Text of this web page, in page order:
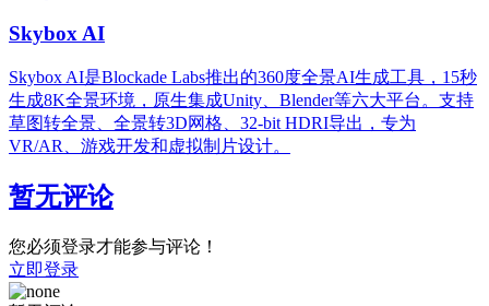
Skybox AI
Skybox AI是Blockade Labs推出的360度全景AI生成工具，15秒
生成8K全景环境，原生集成Unity、Blender等六大平台。支持
草图转全景、全景转3D网格、32-bit HDRI导出，专为
VR/AR、游戏开发和虚拟制片设计。
暂无评论
您必须登录才能参与评论！
立即登录